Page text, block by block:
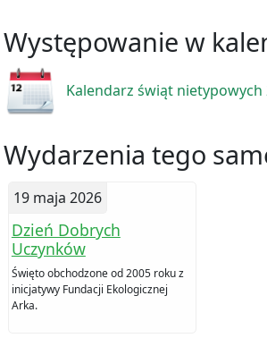
Występowanie w
Kalendarz świąt nietypowych
Wydarzenia tego
19 maja 2026
Dzień Dobrych
Uczynków
Święto obchodzone od 2005 roku z
inicjatywy Fundacji Ekologicznej
Arka.